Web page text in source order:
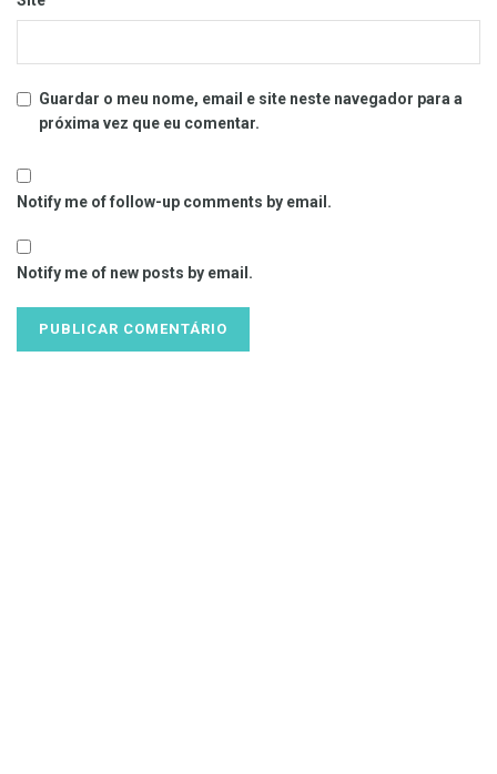
Guardar o meu nome, email e site neste navegador para a
próxima vez que eu comentar.
Notify me of follow-up comments by email.
Notify me of new posts by email.